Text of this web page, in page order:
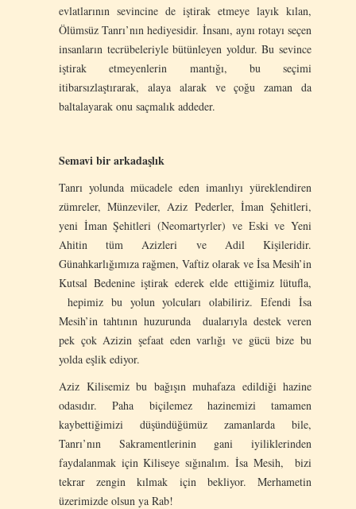
evlatlarının sevincine de iştirak etmeye layık kılan,
Ölümsüz Tanrı’nın hediyesidir. İnsanı, aynı rotayı seçen
insanların tecrübeleriyle bütünleyen yoldur. Bu sevince
iştirak etmeyenlerin mantığı, bu seçimi
itibarsızlaştırarak, alaya alarak ve çoğu zaman da
baltalayarak onu saçmalık addeder.
Semavi bir arkadaşlık
Tanrı yolunda mücadele eden imanlıyı yüreklendiren
zümreler, Münzeviler, Aziz Pederler, İman Şehitleri,
yeni İman Şehitleri (Neomartyrler) ve Eski ve Yeni
Ahitin tüm Azizleri ve Adil Kişileridir.
Günahkarlığımıza rağmen, Vaftiz olarak ve İsa Mesih’in
Kutsal Bedenine iştirak ederek elde ettiğimiz lütufla,
hepimiz bu yolun yolcuları olabiliriz. Efendi İsa
Mesih’in tahtının huzurunda dualarıyla destek veren
pek çok Azizin şefaat eden varlığı ve gücü bize bu
yolda eşlik ediyor.
Aziz Kilisemiz bu bağışın muhafaza edildiği hazine
odasıdır. Paha biçilemez hazinemizi tamamen
kaybettiğimizi düşündüğümüz zamanlarda bile,
Tanrı’nın Sakramentlerinin gani iyiliklerinden
faydalanmak için Kiliseye sığınalım. İsa Mesih, bizi
tekrar zengin kılmak için bekliyor. Merhametin
üzerimizde olsun ya Rab!